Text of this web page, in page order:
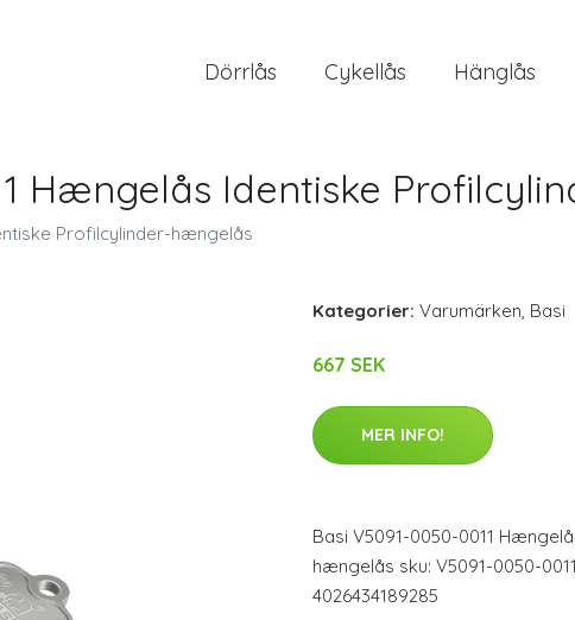
Dörrlås Cykellås Hänglås
Hængelås Identiske
Profilcylinder-hængelås
Kategorier: Varumärken, Basi
667 SEK
MER INFO!
Basi V5091-0050-0011
hængelås sku: V5091-0050-
4026434189285